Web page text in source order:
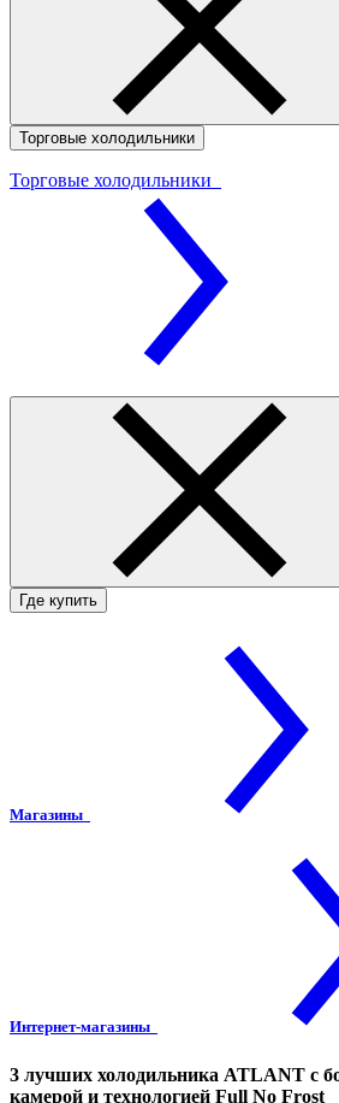
Торговые холодильники
Торговые холодильники
Где купить
Магазины
Интернет-магазины
3 лучших холодильника ATLANT с
камерой и технологией Full No Frost